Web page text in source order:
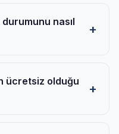
nasıl
ücretsiz olduğu